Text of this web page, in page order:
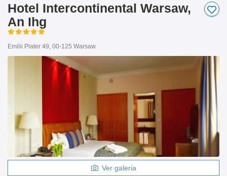
Hotel Intercontinental Warsaw,
An Ihg
Emilii Plater 49, 00-125 Warsaw
Ver galeria